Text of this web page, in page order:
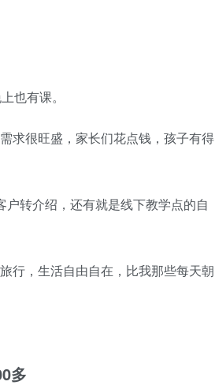
也有课。
求很旺盛，家长们花点钱，孩子有得
转介绍，还有就是线下教学点的自
行，生活自由自在，比我那些每天朝
多